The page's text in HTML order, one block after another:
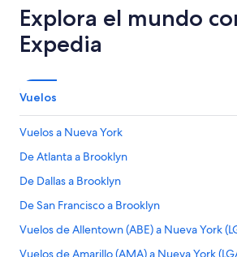
Explora el mundo
Expedia
Vuelos
Vuelos a Nueva York
De Atlanta a Brooklyn
De Dallas a Brooklyn
De San Francisco a Brooklyn
Vuelos de Allentown (ABE) a Nueva York
Vuelos de Amarillo (AMA) a Nueva York